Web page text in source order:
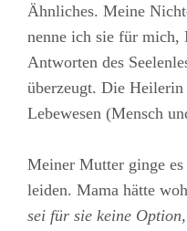
Ähnliches. Meine
nenne ich sie für mich,
Antworten des
überzeugt. Die
Lebewesen (Mensch
Meiner Mutter ginge
leiden. Mama hätte
sei für sie keine Option,